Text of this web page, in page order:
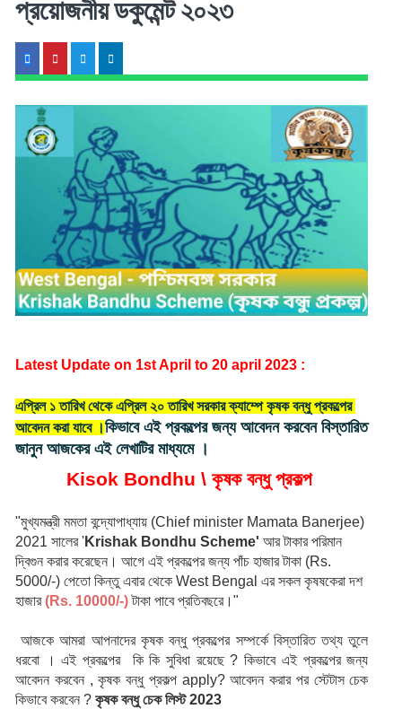
প্রয়োজনীয় ডকুমেন্ট ২০২৩
Latest Update on 1st April to 20 april 2023 :
এপ্রিল ১ তারিখ থেকে এপ্রিল ২০ তারিখ সরকার ক্যাম্পে কৃষক বন্ধু প্রকল্পের
আবেদন করা যাবে ।কিভাবে এই প্রকল্পের জন্য আবেদন করবেন বিস্তারিত
জানুন আজকের এই লেখাটির মাধ্যমে ।
Kisok Bondhu \ কৃষক বন্ধু প্রকল্প
"মুখ্যমন্ত্রী মমতা বন্দ্যোপাধ্যায় (Chief minister Mamata Banerjee)
2021 সালের 'Krishak Bondhu Scheme' আর টাকার পরিমান
দ্বিগুন করার করেছেন। আগে এই প্রকল্পের জন্য পাঁচ হাজার টাকা (Rs.
5000/-) পেতো কিন্তু এবার থেকে West Bengal এর সকল কৃষষকেরা দশ
হাজার (Rs. 10000/-) টাকা পাবে প্রতিবছরে।"
আজকে আমরা আপনাদের কৃষক বন্ধু প্রকল্পের সম্পর্কে বিস্তারিত তথ্য তুলে
ধরবো । এই প্রকল্পের কি কি সুবিধা রয়েছে ? কিভাবে এই প্রকল্পের জন্য
আবেদন করবেন ,কৃষক বন্ধু প্রকল্প apply? আবেদন করার পর স্টেটাস চেক
কিভাবে করবেন ? কৃষক বন্ধু চেক লিস্ট 2023